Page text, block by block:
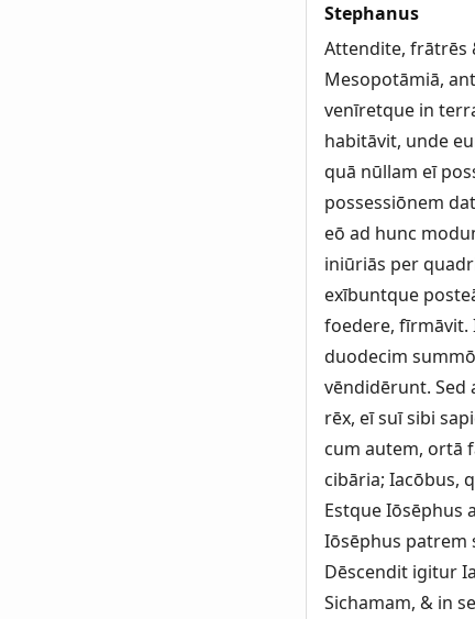
Stephanus
Attendite, frātrēs
Mesopotāmiā,
venīretque in
habitāvit, unde
quā nūllam eī
possessiōnem
eō ad hunc
iniūriās per
exībuntque
foedere, fīrmāvit.
duodecim
vēndidērunt. Sed
rēx, eī suī sibi
cum autem, ortā
cibāria; Iacōbus,
Estque Iōsēphus
Iōsēphus patrem
Dēscendit igitur
Sichamam, & in